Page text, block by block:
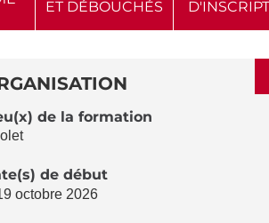
ET DÉBOUCHÉS
de la formation
de début
octobre 2026